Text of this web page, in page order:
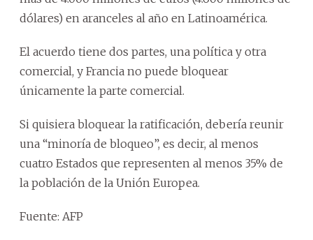
dólares) en aranceles al año en Latinoamérica.
El acuerdo tiene dos partes, una política y otra
comercial, y Francia no puede bloquear
únicamente la parte comercial.
Si quisiera bloquear la ratificación, debería reunir
una “minoría de bloqueo”, es decir, al menos
cuatro Estados que representen al menos 35% de
la población de la Unión Europea.
Fuente: AFP